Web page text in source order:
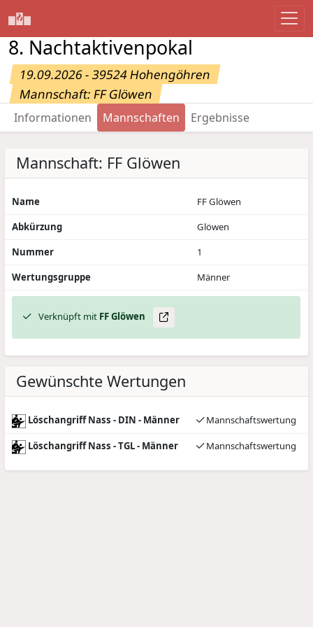
8. Nachtaktivenpokal
19.09.2026 - 39524 Hohengöhren
Mannschaft: FF Glöwen
Informationen Mannschaften Ergebnisse
Mannschaft: FF Glöwen
Name
FF Glöwen
Abkürzung
Glöwen
Nummer
1
Wertungsgruppe
Männer
Verknüpft mit FF Glöwen
Gewünschte Wertungen
Löschangriff Nass - DIN - Männer Mannschaftswertung
Löschangriff Nass - TGL - Männer Mannschaftswertung